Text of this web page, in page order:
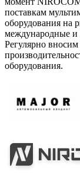
поставкам
оборудования на
международные и
Регулярно
оборудования.